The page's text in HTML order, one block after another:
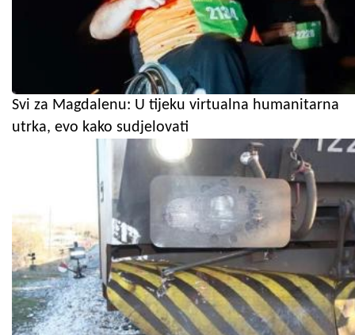
Svi za Magdalenu: U tijeku virtualna humanitarna
utrka, evo kako sudjelovati